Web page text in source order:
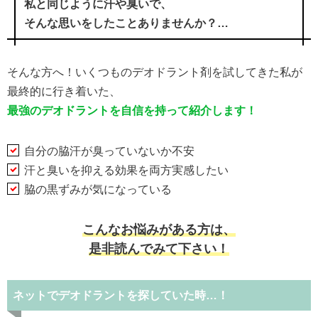
私と同じように汗や臭いで、
そんな思いをしたことありませんか？…
そんな方へ！いくつものデオドラント剤を試してきた私が
最終的に行き着いた、
最強のデオドラントを自信を持って紹介します！
自分の脇汗が臭っていないか不安
汗と臭いを抑える効果を両方実感したい
脇の黒ずみが気になっている
こんなお悩みがある方は、
是非読んでみて下さい！
ネットでデオドラントを探していた時…！